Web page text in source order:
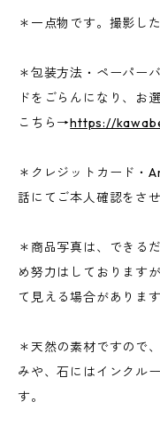
＊一点物です。撮影し
＊包装方法・ペーパー
ドをごらんになり、お
こちら→https://
＊クレジットカード・
話にてご本人確認をさ
＊商品写真は、できる
め努力はしております
て見える場合がありま
＊天然の素材ですので
みや、石にはインクル
す。